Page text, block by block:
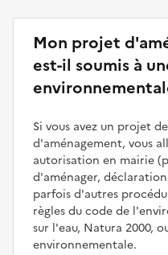
Mon projet
est-il soumis à
Si vous avez un projet
d'aménagement, vous
autorisation en mairie
d'aménager,
parfois d'autres
règles du code de
sur l'eau, Natura 2000,
environnementale.